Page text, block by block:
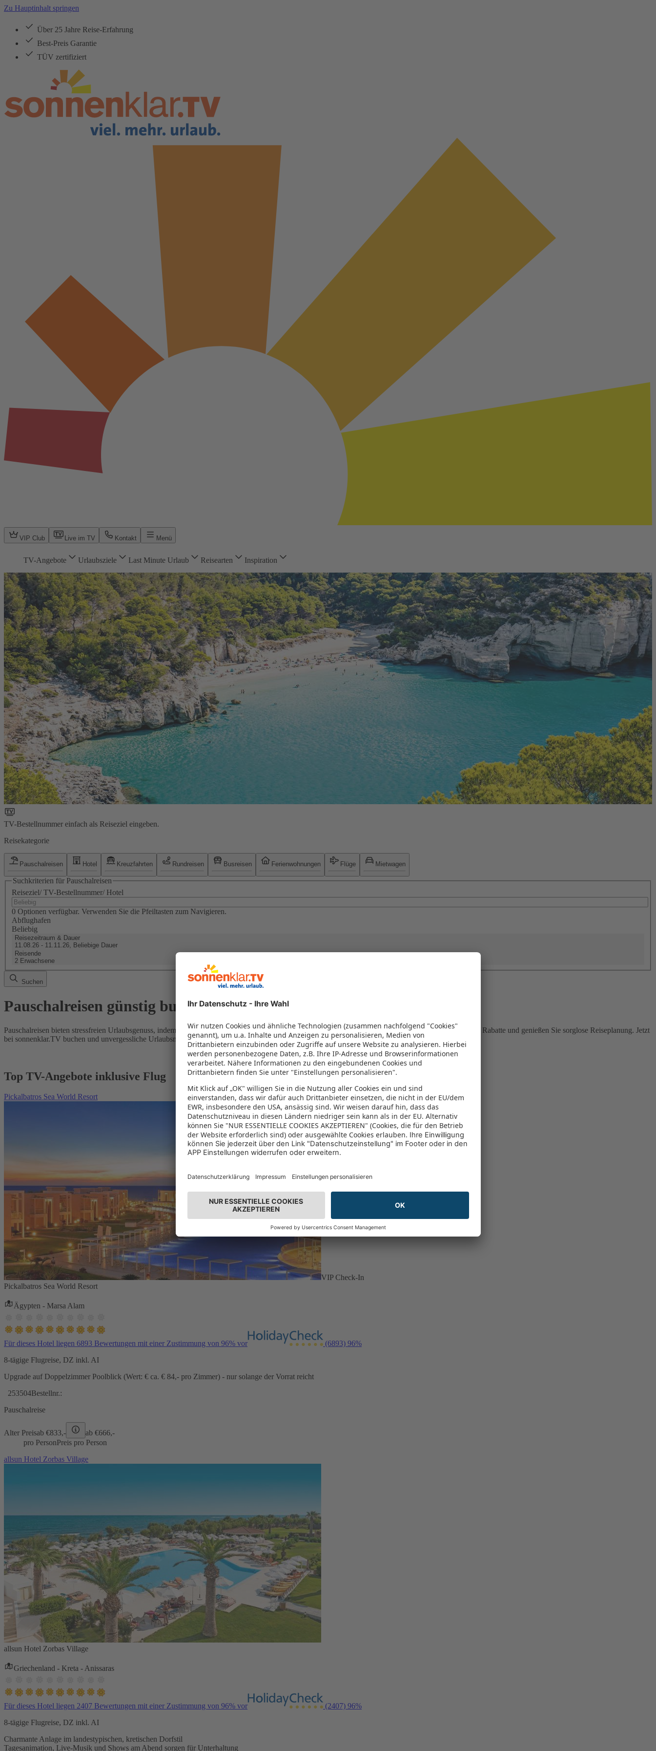
Zu Hauptinhalt springen
Über 25 Jahre Reise-Erfahrung
Best-Preis Garantie
TÜV zertifiziert
VIP Club Live im TV Kontakt Menü
TV-Angebote Urlaubsziele Last Minute Urlaub Reisearten Inspiration
TV-Bestellnummer einfach als Reiseziel eingeben.
Reisekategorie
Pauschalreisen Hotel Kreuzfahrten Rundreisen Busreisen Ferienwohnungen Flüge Mietwagen
Suchkriterien für Pauschalreisen
Reiseziel/ TV-Bestellnummer/ Hotel
0 Optionen verfügbar. Verwenden Sie die Pfeiltasten zum Navigieren.
Abflughafen
Beliebig
Reisezeitraum & Dauer
11.08.26 - 11.11.26, Beliebige Dauer
Reisende
2 Erwachsene
Suchen
Pauschalreisen günstig buchen
Pauschalreisen bieten stressfreien Urlaubsgenuss, indem Flug und Hotel in einem Paket kombiniert werden – das spart Zeit und Geld. Nutzen Sie attraktive Rabatte und genießen Sie sorglose Reiseplanung. Jetzt
bei sonnenklar.TV buchen und unvergessliche Urlaubsmomente erleben!
Top TV-Angebote inklusive Flug
Pickalbatros Sea World Resort
VIP Check-In
Pickalbatros Sea World Resort
Ägypten - Marsa Alam
Für dieses Hotel liegen 6893 Bewertungen mit einer Zustimmung von 96% vor (6893) 96%
8-tägige Flugreise, DZ inkl. AI
Upgrade auf Doppelzimmer Poolblick (Wert: € ca. € 84,- pro Zimmer) - nur solange der Vorrat reicht
253504Bestellnr.:
Pauschalreise
Alter Preisab €833,- ab €666,-
pro PersonPreis pro Person
allsun Hotel Zorbas Village
allsun Hotel Zorbas Village
Griechenland - Kreta - Anissaras
Für dieses Hotel liegen 2407 Bewertungen mit einer Zustimmung von 96% vor (2407) 96%
8-tägige Flugreise, DZ inkl. AI
Charmante Anlage im landestypischen, kretischen Dorfstil
Tagesanimation, Live-Musik und Shows am Abend sorgen für Unterhaltung